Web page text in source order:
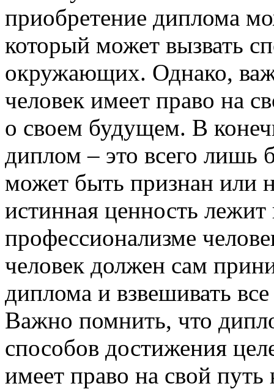
приобретение диплома
который может вызвать
окружающих. Однако,
человек имеет право на
о своем будущем. В
диплом – это всего
может быть признан или
истинная ценность
профессионализме
человек должен сам
диплома и взвешивать
Важно помнить, что
способов достижения
имеет право на свой путь